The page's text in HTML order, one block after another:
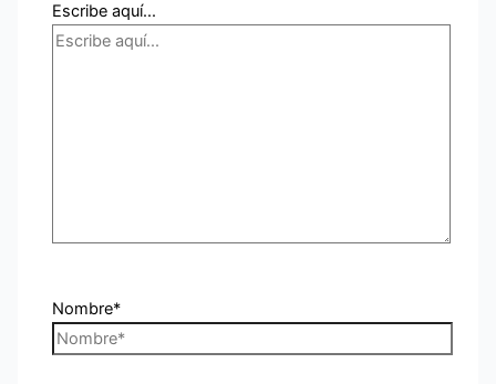
Escribe aquí...
Nombre*